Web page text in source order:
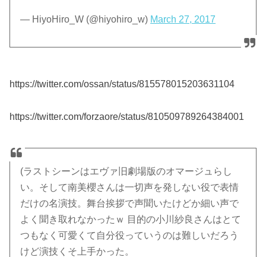
— HiyoHiro_W (@hiyohiro_w) March 27, 2017
https://twitter.com/ossan/status/815578015203631104
https://twitter.com/forzaore/status/810509789264384001
(ラストシーンはエヴァ旧劇場版のオマージュらし
い。そして南美櫻さんは一切声を発しない役で表情
だけの名演技。舞台挨拶で声聞いたけどか細い声で
よく聞き取れなかったｗ 目的の小川紗良さんはとて
つもなく可愛くて自分役っていうのは難しいだろう
けど演技くそ上手かった。